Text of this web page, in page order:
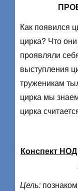
Как появился
цирка? Что
проявляли
выступления
труженикам
цирка мы
цирка
Конспект
Цель: